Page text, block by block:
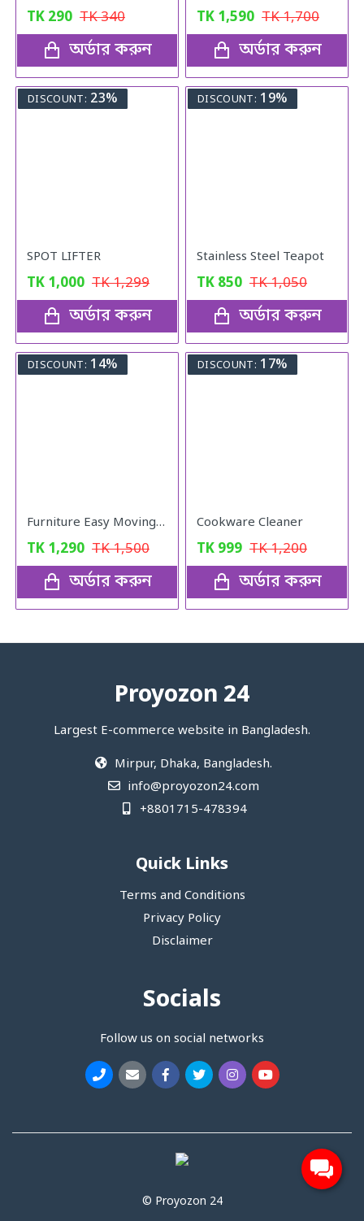
TK 290 TK340
অর্ডার করুন
TK 1,590 TK1,700
অর্ডার করুন
DISCOUNT: 23%
SPOT LIFTER
TK 1,000 TK1,299
অর্ডার করুন
DISCOUNT: 19%
Stainless Steel Teapot
TK 850 TK1,050
অর্ডার করুন
DISCOUNT: 14%
Furniture Easy Moving Tool Set, Heavy Furniture Moving & Lifting System
TK 1,290 TK1,500
অর্ডার করুন
DISCOUNT: 17%
Cookware Cleaner
TK 999 TK1,200
অর্ডার করুন
Proyozon 24
Largest E-commerce website in Bangladesh.
Mirpur, Dhaka, Bangladesh.
info@proyozon24.com
+8801715-478394
Quick Links
Terms and Conditions
Privacy Policy
Disclaimer
Socials
Follow us on social networks
© Proyozon 24